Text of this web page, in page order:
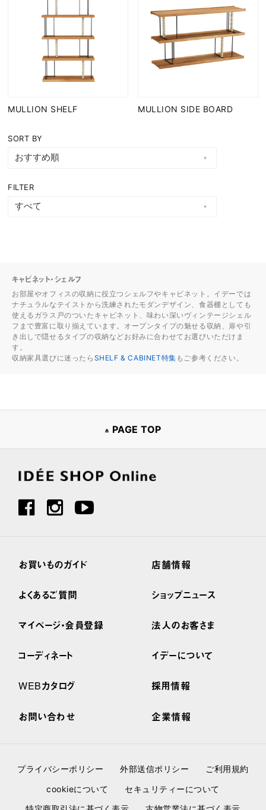
MULLION SHELF MULLION SIDE BOARD
SORT BY
FILTER
キャビネット・シェルフ
お部屋やオフィスの収納に役立つシェルフやキャビネット。イデーでは
ナチュラルなテイストから洗練されたモダンデザイン、食器棚としても
使えるガラス戸のついたキャビネット、味わい深いヴィンテージシェル
フまで豊富に取り揃えています。オープンタイプの魅せる収納、扉や引
き出しで隠せるタイプの収納などお好みに合わせてお選びいただけま
す。
収納家具選びに迷ったら SHELF & CABINET特集 もご参考ください。
PAGE TOP
お買いものガイド
よくあるご質問
マイページ・会員登録
コーディネート
WEBカタログ
お問い合わせ
店舗情報
ショップニュース
法人のお客さま
イデーについて
採用情報
企業情報
プライバシーポリシー 外部送信ポリシー
ご利用規約
cookieについて
セキュリティーについて